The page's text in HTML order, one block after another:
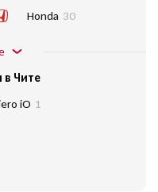
Honda 30
в Чите
iO 1